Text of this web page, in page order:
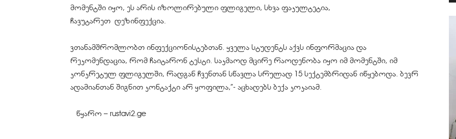
მომენტში იყო, ეს არის იზოლირებული ფლიგელი, სხვა ფაკულტეტია,
ჩავუტარეთ დეზინფექცია.
ვთანამშრომლობთ ინფექციონისტებთან. ყველა სტუდენტს აქვს ინფორმაცია და
რეკომენდაცია, რომ ჩაიტარონ ტესტი. საკმაოდ მცირე რაოდენობა იყო იმ მომენტში, იმ
კონკრეტულ ფლიგელში, რადგან ჩვენთან სწავლა სრულად 15 სექტემბრიდან იწყებოდა. ბევრ
ადამიანთან შიგნით კონტაქტი არ ყოფილა,”- აცხადებს ბექა კოკაიამ.
წყარო – rustavi2.ge